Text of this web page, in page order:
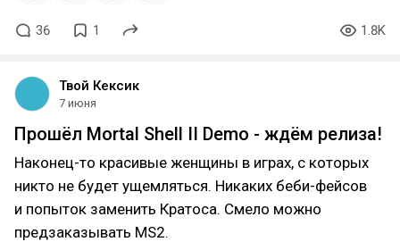
36 1 1.8K
Твой Кексик
7 июня
Прошёл Mortal Shell II Demo - ждём релиза!
Наконец-то красивые женщины в играх, с которых
никто не будет ущемляться. Никаких беби-фейсов
и попыток заменить Кратоса. Смело можно
предзаказывать MS2.